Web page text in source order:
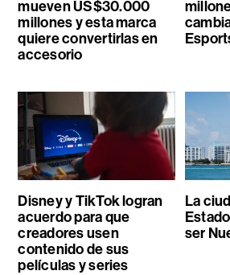
mueven US$30.000
millones y esta marca
quiere convertirlas en
accesorio
Disney y TikTok logran
acuerdo para que
creadores usen
contenido de sus
películas y series
La
ser